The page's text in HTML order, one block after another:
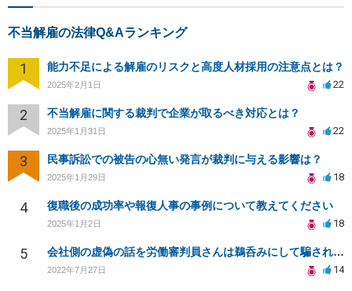
不当解雇の法律Q&Aランキング
1 能力不足による解雇のリスクと高度人材採用の注意点とは？
2025年2月1日 22
2 不当解雇に関する裁判で企業が取るべき対応とは？
2025年1月31日 22
3 民事訴訟での被告の心無い発言が裁判に与える影響は？
2025年1月29日 18
4 復職後の成功率や報復人事の事例について教えてください
2025年1月2日 18
5 会社側の虚偽の話を労働審判員さんは鵜呑みにして騙されてしまいました。
2022年7月27日 14